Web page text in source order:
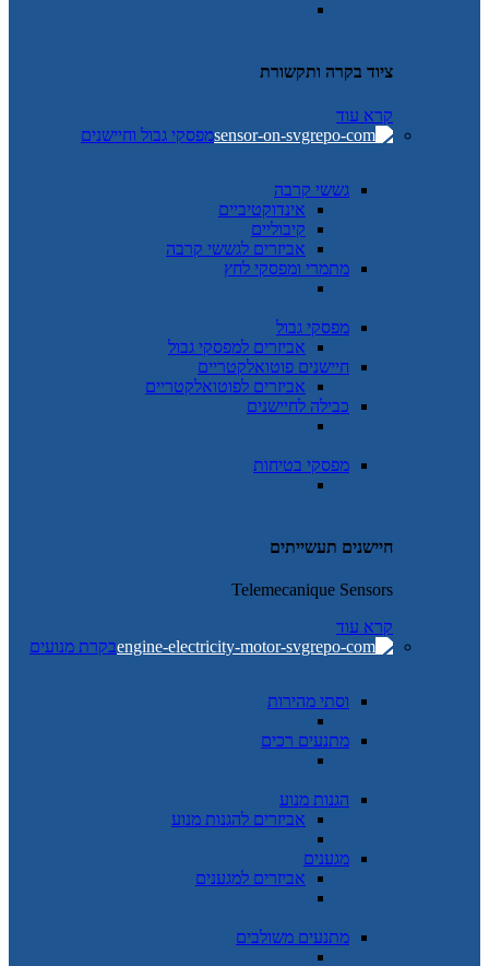
ציוד בקרה ותקשורת
קרא עוד
מפסקי גבול וחיישנים
גששי קרבה
אינדוקטיביים
קיבוליים
אביזרים לגששי קרבה
מתמרי ומפסקי לחץ
מפסקי גבול
אביזרים למפסקי גבול
חיישנים פוטואלקטריים
אביזרים לפוטואלקטריים
כבילה לחיישנים
מפסקי בטיחות
חיישנים תעשייתים
Telemecanique Sensors
קרא עוד
בקרת מנועים
וסתי מהירות
מתנעים רכים
הגנות מנוע
אביזרים להגנות מנוע
מגענים
אביזרים למגענים
מתנעים משולבים